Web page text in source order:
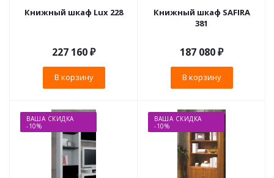
Книжный шкаф Lux 228
227 160₽
В корзину
Книжный шкаф SAFIRA
381
187 080₽
В корзину
ВАША СКИДКА
-10%
ВАША СКИДКА
-10%